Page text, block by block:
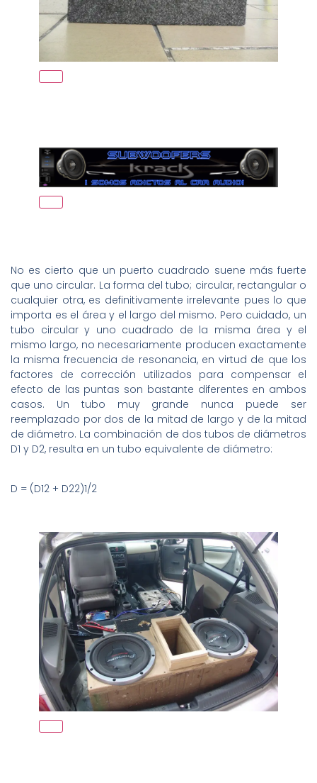
No es cierto que un puerto cuadrado suene más fuerte
que uno circular. La forma del tubo; circular, rectangular o
cualquier otra, es definitivamente irrelevante pues lo que
importa es el área y el largo del mismo. Pero cuidado, un
tubo circular y uno cuadrado de la misma área y el
mismo largo, no necesariamente producen exactamente
la misma frecuencia de resonancia, en virtud de que los
factores de corrección utilizados para compensar el
efecto de las puntas son bastante diferentes en ambos
casos. Un tubo muy grande nunca puede ser
reemplazado por dos de la mitad de largo y de la mitad
de diámetro. La combinación de dos tubos de diámetros
D1 y D2, resulta en un tubo equivalente de diámetro:
D = (D12 + D22)1/2